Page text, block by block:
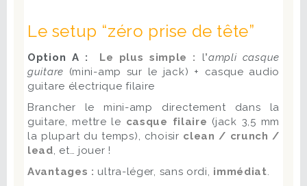
Le setup “zéro prise de tête”
Option A : Le plus simple : l’ampli casque
guitare (mini-amp sur le jack) + casque audio
guitare électrique filaire
Brancher le mini-amp directement dans la
guitare, mettre le casque filaire (jack 3,5 mm
la plupart du temps), choisir clean / crunch /
lead, et… jouer !
Avantages : ultra-léger, sans ordi, immédiat.